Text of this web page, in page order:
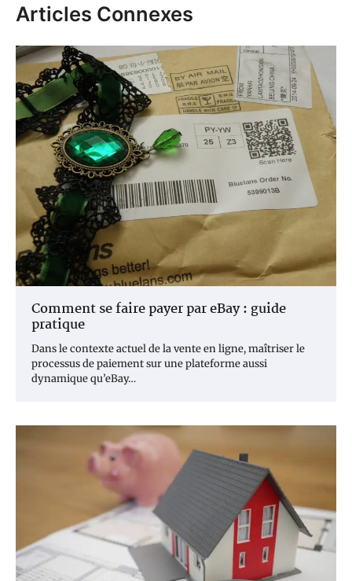
Articles Connexes
Comment se faire payer par eBay : guide
pratique
Dans le contexte actuel de la vente en ligne, maîtriser le
processus de paiement sur une plateforme aussi
dynamique qu’eBay…